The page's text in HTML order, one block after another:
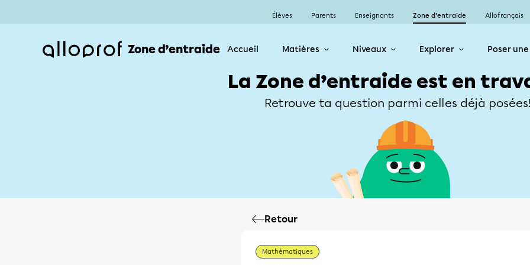
Élèves Parents Enseignants Zone d’entraide Allofrançais
Zone d’entraide Accueil Matières Niveaux Explorer Poser
La Zone d’entraide est en
Retrouve ta question parmi celles déjà
Retour
Mathématiques